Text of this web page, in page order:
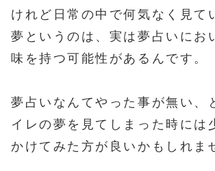
けれど日常の中で何気なく見て
夢というのは、実は夢占いにお
味を持つ可能性があるんです。
夢占いなんてやった事が無い、
イレの夢を見てしまった時には
かけてみた方が良いかもしれま